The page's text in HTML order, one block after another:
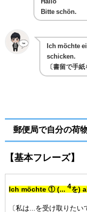
Bitte schön.
Ich möchte
schicken.
〔書留で手
郵便局で自分の荷
【基本フレーズ】
Ich möchte ① (... 4を)
〔私は...を受け取りたい